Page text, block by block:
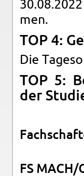
men.
TOP 4:
Die
TOP 5:
der
FS MACH/